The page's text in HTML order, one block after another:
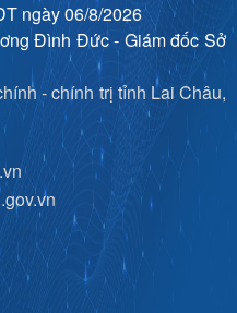
ngày 06/8/2026
Đình Đức - Giám đốc Sở
- chính trị tỉnh Lai Châu,